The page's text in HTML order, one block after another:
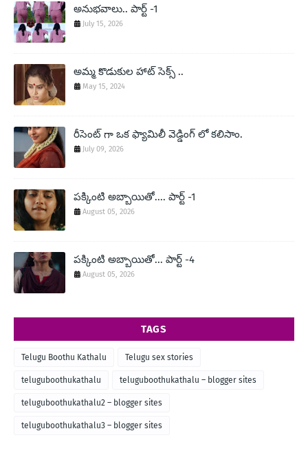
అనుభవాలు.. పార్ట్ -1
July 15, 2026
అమ్మ కొడుకుల హాట్ సెక్స్ ..
May 15, 2024
రీసెంట్ గా ఒక ఫ్యామిలీ వెడ్డింగ్ లో కలిసాం.
July 09, 2026
పక్కింటి అబ్బాయితో.... పార్ట్ -1
August 05, 2026
పక్కింటి అబ్బాయితో... పార్ట్ -4
August 05, 2026
TAGS
Telugu Boothu Kathalu Telugu sex stories
teluguboothukathalu teluguboothukathalu – blogger sites
teluguboothukathalu2 – blogger sites
teluguboothukathalu3 – blogger sites